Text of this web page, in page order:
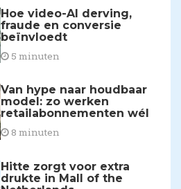
Hoe video-AI derving,
fraude en conversie
beïnvloedt
5 minuten
Van hype naar houdbaar
model: zo werken
retailabonnementen wél
8 minuten
Hitte zorgt voor extra
drukte in Mall of the